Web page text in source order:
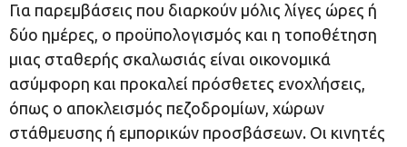
Για παρεμβάσεις που διαρκούν μόλις λίγες ώρες ή
δύο ημέρες, ο προϋπολογισμός και η τοποθέτηση
μιας σταθερής σκαλωσιάς είναι οικονομικά
ασύμφορη και προκαλεί πρόσθετες ενοχλήσεις,
όπως ο αποκλεισμός πεζοδρομίων, χώρων
στάθμευσης ή εμπορικών προσβάσεων. Οι κινητές